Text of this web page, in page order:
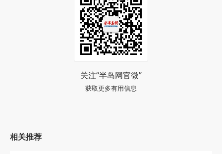
关注“半岛网官微”
获取更多有用信息
相关推荐